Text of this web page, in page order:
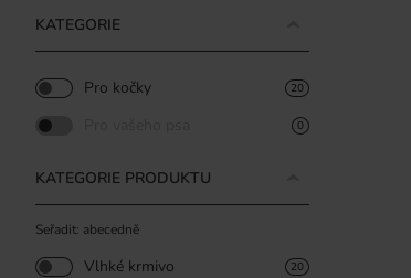
KATEGORIE
Pro kočky 20
0
KATEGORIE PRODUKTU
Seřadit: abecedně
Vlhké krmivo 20